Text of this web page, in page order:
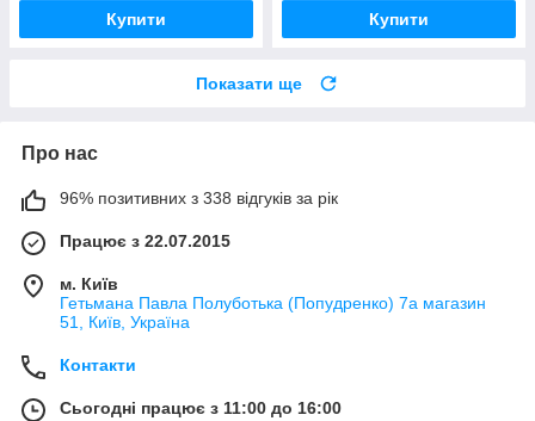
Купити Купити
Показати ще
Про нас
96% позитивних з 338 відгуків за рік
Працює з 22.07.2015
м. Київ
Гетьмана Павла Полуботька (Попудренко) 7а магазин
51, Київ, Україна
Контакти
Сьогодні працює з 11:00 до 16:00